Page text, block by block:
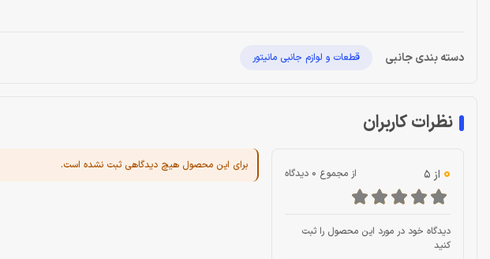
دسته بندی جانبی قطعات و لوازم جانبی مانیتور
نظرات کاربران
0 از 5 از مجموع 0 دیدگاه
دیدگاه خود در مورد این محصول را ثبت
کنید
برای این محصول هیچ دیدگاهی ثبت نشده است.